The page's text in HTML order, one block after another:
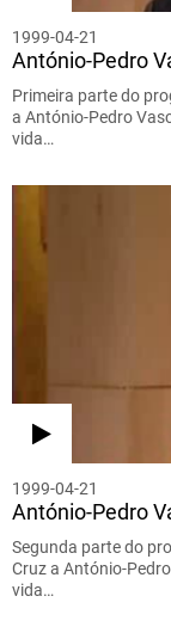
1999-04-21
António-Pedro
Primeira parte do
a António-Pedro
vida…
1999-04-21
António-Pedro
Segunda parte do
Cruz a António-
vida…